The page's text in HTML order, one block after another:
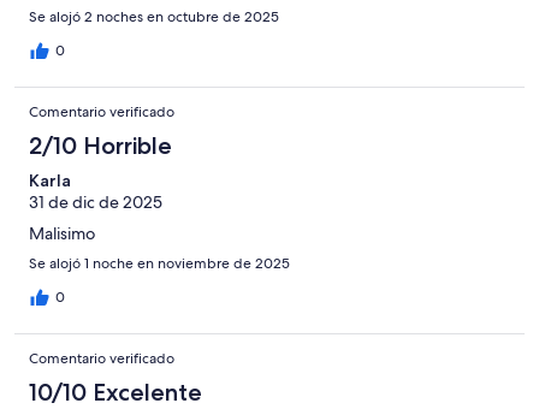
Se alojó 2 noches en octubre de 2025
0
Comentario verificado
2/10 Horrible
Karla
31 de dic de 2025
Malisimo
Se alojó 1 noche en noviembre de 2025
0
Comentario verificado
10/10 Excelente